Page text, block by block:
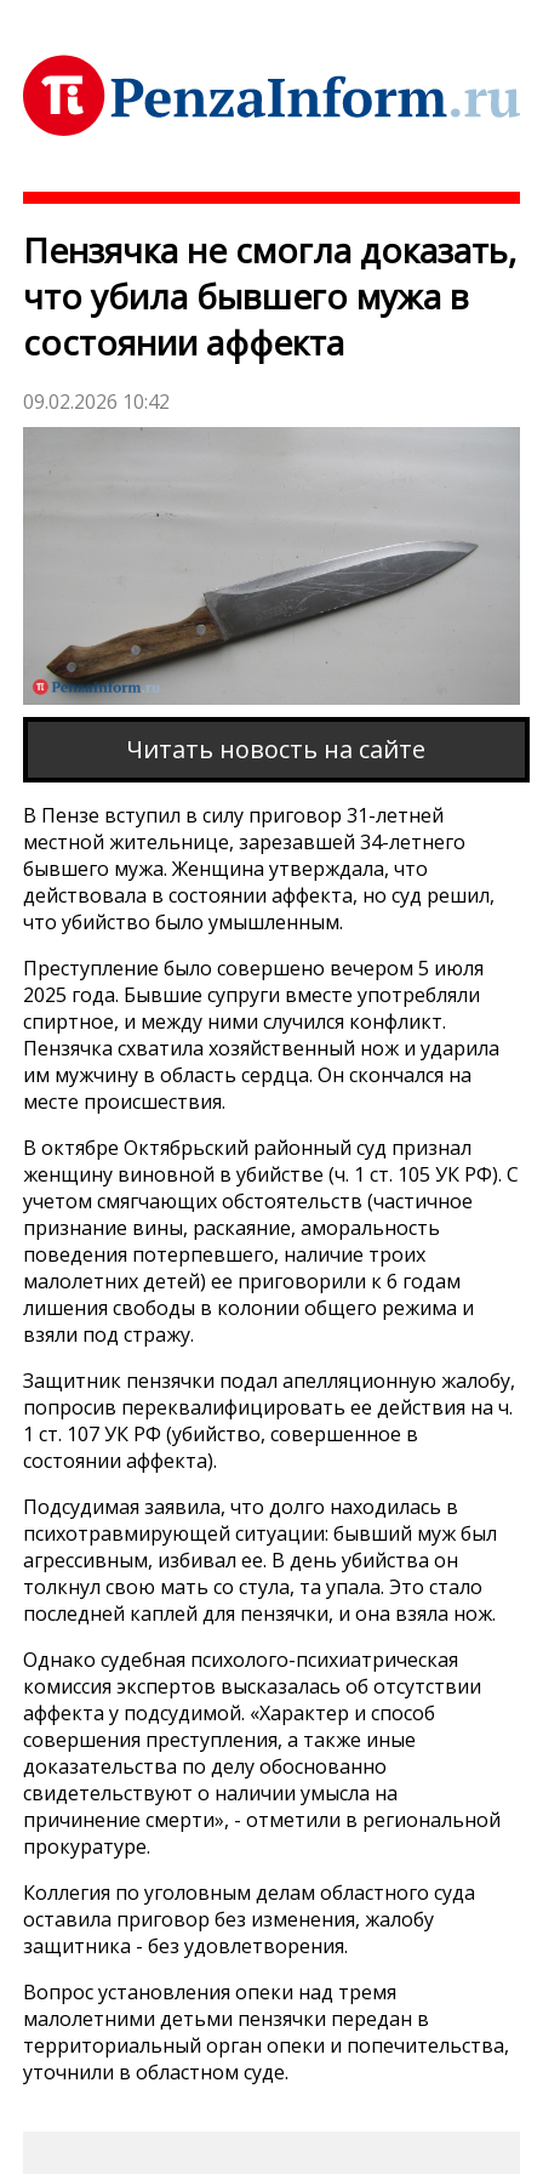
Пензячка не смогла доказать,
что убила бывшего мужа в
состоянии аффекта
09.02.2026 10:42
Читать новость на сайте
В Пензе вступил в силу приговор 31-летней
местной жительнице, зарезавшей 34-летнего
бывшего мужа. Женщина утверждала, что
действовала в состоянии аффекта, но суд решил,
что убийство было умышленным.
Преступление было совершено вечером 5 июля
2025 года. Бывшие супруги вместе употребляли
спиртное, и между ними случился конфликт.
Пензячка схватила хозяйственный нож и ударила
им мужчину в область сердца. Он скончался на
месте происшествия.
В октябре Октябрьский районный суд признал
женщину виновной в убийстве (ч. 1 ст. 105 УК РФ). С
учетом смягчающих обстоятельств (частичное
признание вины, раскаяние, аморальность
поведения потерпевшего, наличие троих
малолетних детей) ее приговорили к 6 годам
лишения свободы в колонии общего режима и
взяли под стражу.
Защитник пензячки подал апелляционную жалобу,
попросив переквалифицировать ее действия на ч.
1 ст. 107 УК РФ (убийство, совершенное в
состоянии аффекта).
Подсудимая заявила, что долго находилась в
психотравмирующей ситуации: бывший муж был
агрессивным, избивал ее. В день убийства он
толкнул свою мать со стула, та упала. Это стало
последней каплей для пензячки, и она взяла нож.
Однако судебная психолого-психиатрическая
комиссия экспертов высказалась об отсутствии
аффекта у подсудимой. «Характер и способ
совершения преступления, а также иные
доказательства по делу обоснованно
свидетельствуют о наличии умысла на
причинение смерти», - отметили в региональной
прокуратуре.
Коллегия по уголовным делам областного суда
оставила приговор без изменения, жалобу
защитника - без удовлетворения.
Вопрос установления опеки над тремя
малолетними детьми пензячки передан в
территориальный орган опеки и попечительства,
уточнили в областном суде.